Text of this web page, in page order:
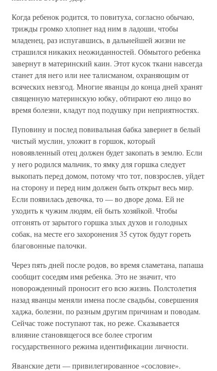
Когда ребенок родится, то повитуха, согласно обычаю,
трижды громко хлопнет над ним в ладоши, чтобы
младенец, раз испугавшись, в дальнейшей жизни не
страшился никаких неожиданностей. Обмытого ребенка
завернут в материнский каин. Этот кусок ткани навсегда
станет для него или нее талисманом, охраняющим от
всяческих невзгод. Многие яванцы до конца дней хранят
священную материнскую юбку, обтирают ею лицо во
время болезни, кладут под подушку при неприятностях.
Пуповину и послед повивальная бабка завернет в белый
чистый муслин, уложит в горшок, который
новоявленный отец должен будет закопать в землю. Если
у него родился мальчик, то ямку для горшка следует
выкопать перед домом, потому что тот, повзрослев, уйдет
на сторону и перед ним должен быть открыт весь мир.
Если появилась девочка, то — во дворе дома. Ей не
уходить к чужим людям, ей быть хозяйкой. Чтобы
отгонять от зарытого горшка злых духов и голодных
собак, на месте его захоронения 35 суток будут гореть
благовонные палочки.
Через пять дней после родов, во время сламетана, папаша
сообщит соседям имя ребенка. Это не значит, что
новорожденный проносит его всю жизнь. Полстолетия
назад яванцы меняли имена после свадьбы, совершения
хаджа, болезни, по разным другим причинам и поводам.
Сейчас тоже поступают так, но реже. Сказывается
влияние становящегося все более строгим
государственного режима идентификации личности.
Яванские дети — привилегированное «сословие».